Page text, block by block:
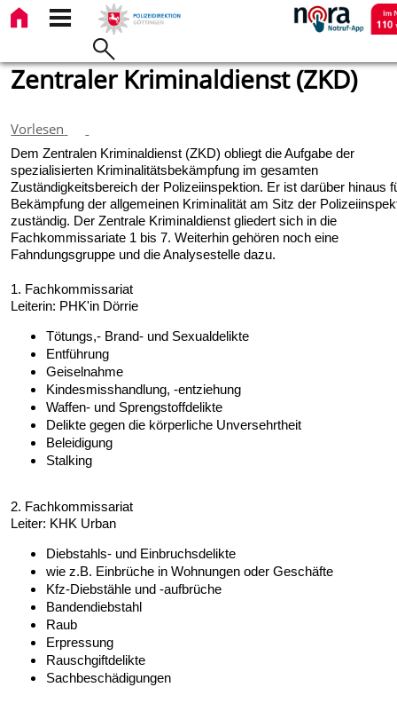
Zentraler Kriminaldienst (ZKD)
Vorlesen
Dem Zentralen Kriminaldienst (ZKD) obliegt die Aufgabe der
spezialisierten Kriminalitätsbekämpfung im gesamten
Zuständigkeitsbereich der Polizeiinspektion. Er ist darüber hinaus
Bekämpfung der allgemeinen Kriminalität am Sitz der
zuständig. Der Zentrale Kriminaldienst gliedert sich in die
Fachkommissariate 1 bis 7. Weiterhin gehören noch eine
Fahndungsgruppe und die Analysestelle dazu.
1. Fachkommissariat
Leiterin: PHK'in Dörrie
Tötungs,- Brand- und Sexualdelikte
Entführung
Geiselnahme
Kindesmisshandlung, -entziehung
Waffen- und Sprengstoffdelikte
Delikte gegen die körperliche Unversehrtheit
Beleidigung
Stalking
2. Fachkommissariat
Leiter: KHK Urban
Diebstahls- und Einbruchsdelikte
wie z.B. Einbrüche in Wohnungen oder Geschäfte
Kfz-Diebstähle und -aufbrüche
Bandendiebstahl
Raub
Erpressung
Rauschgiftdelikte
Sachbeschädigungen